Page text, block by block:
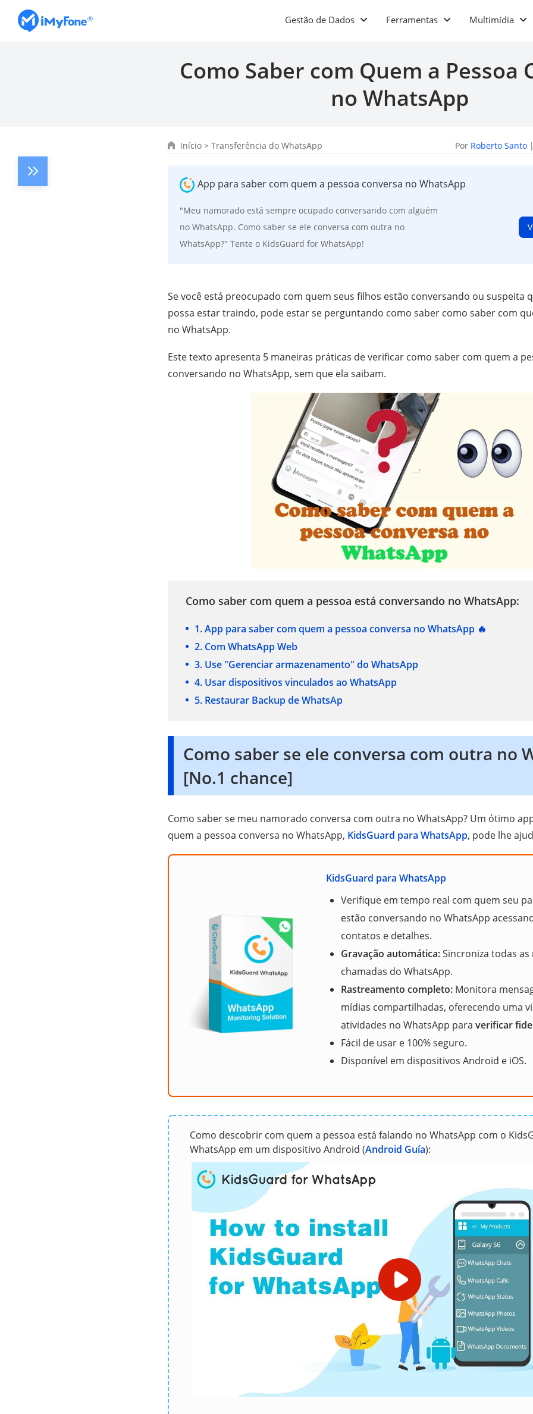
Gestão de Dados Ferramentas Multimídia
Como Saber com Quem a Pessoa
no WhatsApp
Início > Transferência do WhatsApp Por Roberto Santo
App para saber com quem a pessoa conversa no WhatsApp
"Meu namorado está sempre ocupado conversando com alguém
no WhatsApp. Como saber se ele conversa com outra no
WhatsApp?" Tente o KidsGuard for WhatsApp!
Se você está preocupado com quem seus filhos estão conversando ou suspeita
possa estar traindo, pode estar se perguntando como saber como saber com
no WhatsApp.
Este texto apresenta 5 maneiras práticas de verificar como saber com quem a
conversando no WhatsApp, sem que ela saibam.
Como saber com quem a pessoa está conversando no WhatsApp:
1. App para saber com quem a pessoa conversa no WhatsApp 🔥
2. Com WhatsApp Web
3. Use "Gerenciar armazenamento" do WhatsApp
4. Usar dispositivos vinculados ao WhatsApp
5. Restaurar Backup de WhatsAp
Como saber se ele conversa com outra no
[No.1 chance]
Como saber se meu namorado conversa com outra no WhatsApp? Um ótimo
quem a pessoa conversa no WhatsApp, KidsGuard para WhatsApp, pode lhe
KidsGuard para WhatsApp
Verifique em tempo real com quem seu
estão conversando no WhatsApp
contatos e detalhes.
Gravação automática:Sincroniza todas as
chamadas do WhatsApp.
Rastreamento completo: Monitora
mídias compartilhadas, oferecendo uma
atividades no WhatsApp para verificar
Fácil de usar e 100% seguro.
Disponível em dispositivos Android e iOS.
Como descobrir com quem a pessoa está falando no WhatsApp com o
WhatsApp em um dispositivo Android (Android Guía):